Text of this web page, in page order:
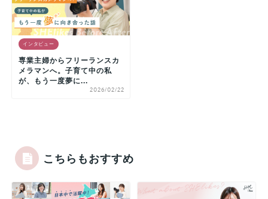
インタビュー
専業主婦からフリーランスカ
メラマンへ。子育て中の私
が、もう一度夢に...
2026/02/22
こちらもおすすめ